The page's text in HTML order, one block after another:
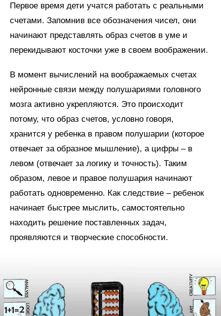
Первое время дети учатся работать с реальными
счетами. Запомнив все обозначения чисел, они
начинают представлять образ счетов в уме и
перекидывают косточки уже в своем воображении.
В момент вычислений на воображаемых счетах
нейронные связи между полушариями головного
мозга активно укрепляются. Это происходит
потому, что образ счетов, условно говоря,
хранится у ребенка в правом полушарии (которое
отвечает за образное мышление), а цифры – в
левом (отвечает за логику и точность). Таким
образом, левое и правое полушария начинают
работать одновременно. Как следствие – ребенок
начинает быстрее мыслить, самостоятельно
находить решение поставленных задач,
проявляются и творческие способности.